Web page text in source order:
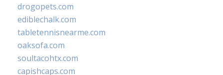
drogopets.com
ediblechalk.com
tabletennisnearme.com
oaksofa.com
soultacohtx.com
capishcaps.com